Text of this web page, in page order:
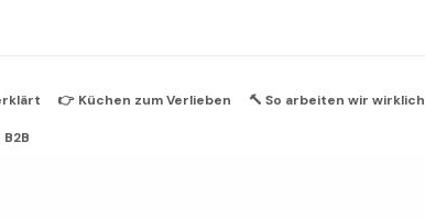
👉 Küchen zum Verlieben 🔨 So arbeiten wir wirklich